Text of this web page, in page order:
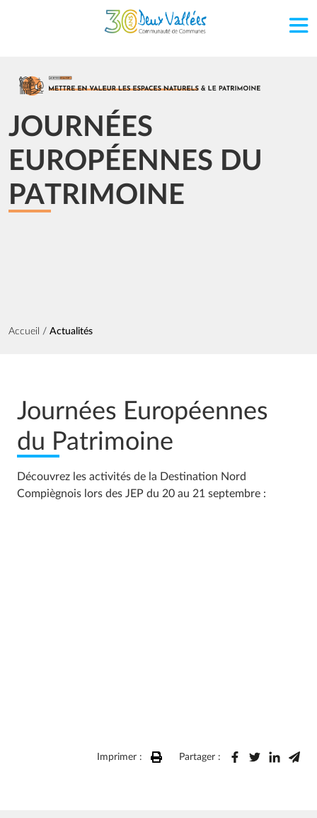
Aller au contenu principal
Image
JOURNÉES
EUROPÉENNES DU
PATRIMOINE
Fil d'Ariane
Accueil Actualités
Journées Européennes
du Patrimoine
Découvrez les activités de la Destination Nord
Compiègnois lors des JEP du 20 au 21 septembre :
Imprimer : Partager :